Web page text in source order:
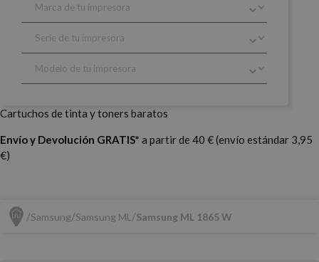
Cartuchos de tinta y toners baratos
Envío y Devolución GRATIS* a partir de 40 € (envío estándar 3,95
€)
Samsung Samsung ML Samsung ML 1865 W